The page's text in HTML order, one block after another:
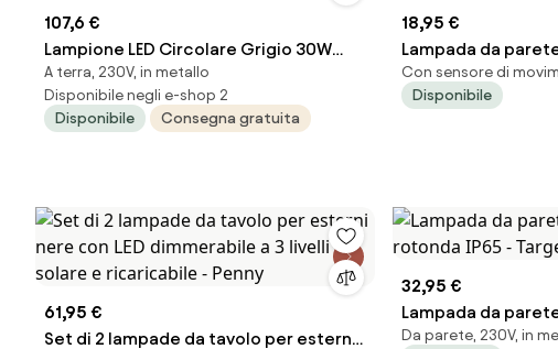
107,6 €
Lampione LED Circolare Grigio 30W
50W 70W IP65 CCT Bianco Variabile
Colore Bianco Variabile CCT
A terra, 230V, in metallo
Disponibile negli e-shop 2
Disponibile
Consegna gratuita
18,95 €
Lampada da
classica nera con
movimento -
Con sensore di
Disponibile
61,95 €
Set di 2 lampade da tavolo per esterni
32,95 €
Lampada da
rotonda IP65 -
Da parete, 230V, in